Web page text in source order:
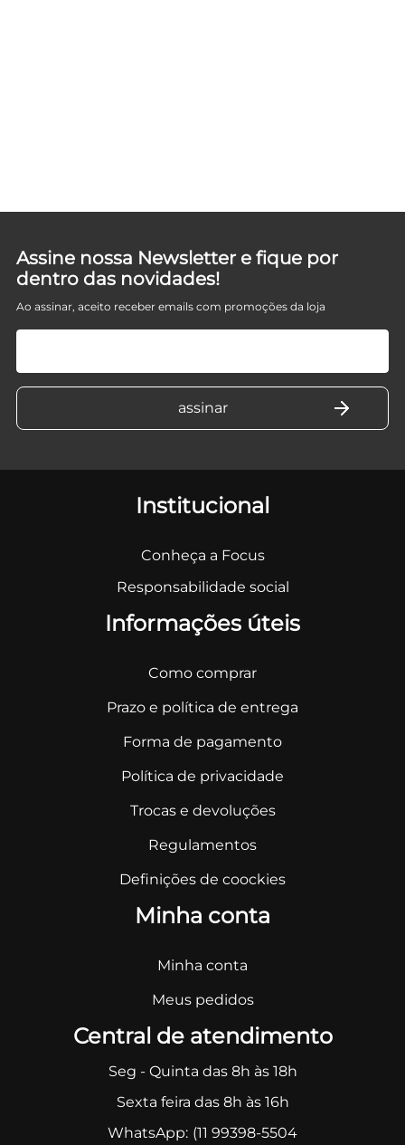
Assine nossa Newsletter e fique por
dentro das novidades!
Ao assinar, aceito receber emails com promoções da loja
Institucional
Conheça a Focus
Responsabilidade social
Informações úteis
Como comprar
Prazo e política de entrega
Forma de pagamento
Política de privacidade
Trocas e devoluções
Regulamentos
Definições de coockies
Minha conta
Minha conta
Meus pedidos
Central de atendimento
Seg - Quinta das 8h às 18h
Sexta feira das 8h às 16h
WhatsApp: (11 99398-5504